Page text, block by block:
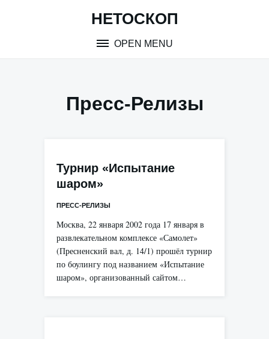
НЕТОСКОП
OPEN MENU
Пресс-Релизы
Турнир «Испытание
шаром»
ПРЕСС-РЕЛИЗЫ
Москва, 22 января 2002 года 17 января в
развлекательном комплексе «Самолет»
(Пресненский вал, д. 14/1) прошёл турнир
по боулингу под названием «Испытание
шаром», организованный сайтом…